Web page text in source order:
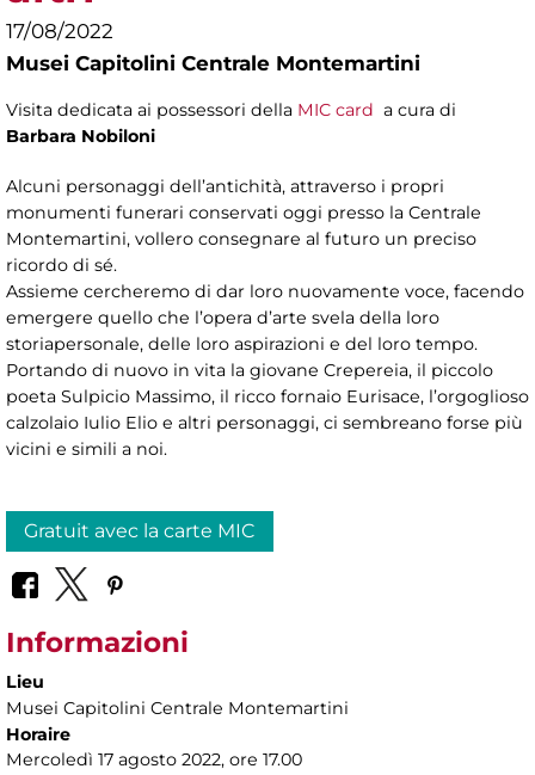
17/08/2022
Musei Capitolini Centrale Montemartini
Visita dedicata ai possessori della MIC card a cura di
Barbara Nobiloni
Alcuni personaggi dell’antichità, attraverso i propri
monumenti funerari conservati oggi presso la Centrale
Montemartini, vollero consegnare al futuro un preciso
ricordo di sé.
Assieme cercheremo di dar loro nuovamente voce, facendo
emergere quello che l’opera d’arte svela della loro
storiapersonale, delle loro aspirazioni e del loro tempo.
Portando di nuovo in vita la giovane Crepereia, il piccolo
poeta Sulpicio Massimo, il ricco fornaio Eurisace, l’orgoglioso
calzolaio Iulio Elio e altri personaggi, ci sembreano forse più
vicini e simili a noi.
Gratuit avec la carte MIC
Informazioni
Lieu
Musei Capitolini Centrale Montemartini
Horaire
Mercoledì 17 agosto 2022, ore 17.00